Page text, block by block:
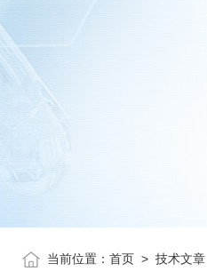
当前位置： 首页 > 技术文章